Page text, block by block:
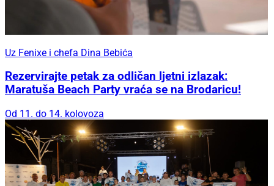
Uz Fenixe i chefa Dina Bebića
Rezervirajte petak za odličan ljetni izlazak:
Maratuša Beach Party vraća se na Brodaricu!
Od 11. do 14. kolovoza